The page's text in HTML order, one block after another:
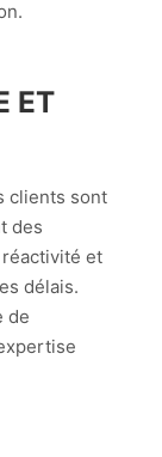
ET
clients sont
des
et
délais.
de